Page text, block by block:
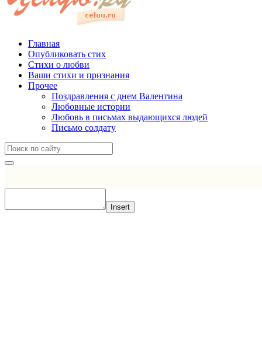
Главная
Опубликовать стих
Стихи о любви
Ваши стихи и признания
Прочее
Поздравления с днем Валентина
Любовные истории
Любовь в письмах выдающихся людей
Письмо солдату
Insert